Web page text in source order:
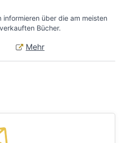
informieren über die am meisten
verkauften Bücher.
Mehr